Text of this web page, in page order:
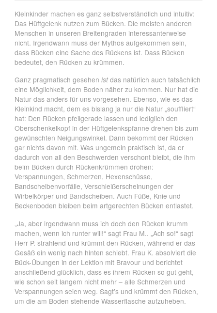
Kleinkinder machen es ganz selbstverständlich und intuitiv:
Das Hüftgelenk nutzen zum Bücken. Die meisten anderen
Menschen in unseren Breitengraden interessanterweise
nicht. Irgendwann muss der Mythos aufgekommen sein,
dass Bücken eine Sache des Rückens ist. Dass Bücken
bedeutet, den Rücken zu krümmen.
Ganz pragmatisch gesehen istdas natürlich auch tatsächlich
eine Möglichkeit, dem Boden näher zu kommen. Nur hat die
Natur das anders für uns vorgesehen. Ebenso, wie es das
Kleinkind macht, dem es bislang ja nur die Natur „souffliert“
hat: Den Rücken pfeilgerade lassen und lediglich den
Oberschenkelkopf in der Hüftgelenkspfanne drehen bis zum
gewünschten Neigungswinkel. Dann bekommt der Rücken
gar nichts davon mit. Was ungemein praktisch ist, da er
dadurch von all den Beschwerden verschont bleibt, die ihm
beim Bücken durch Rückenkrümmen drohen:
Verspannungen, Schmerzen, Hexenschüsse,
Bandscheibenvorfälle, Verschleißerscheinungen der
Wirbelkörper und Bandscheiben. Auch Füße, Knie und
Beckenboden bleiben beim artgerechten Bücken entlastet.
„Ja, aber irgendwann muss ich doch den Rücken krumm
machen, wenn ich runter will!“ sagt Frau M.. „Ach so!“ sagt
Herr P. strahlend und krümmt den Rücken, während er das
Gesäß ein wenig nach hinten schiebt. Frau K. absolviert die
Bück-Übungen in der Lektion mit Bravour und berichtet
anschließend glücklich, dass es ihrem Rücken so gut geht,
wie schon seit langem nicht mehr – alle Schmerzen und
Verspannungen seien weg. Sagt’s und krümmt den Rücken,
um die am Boden stehende Wasserflasche aufzuheben.